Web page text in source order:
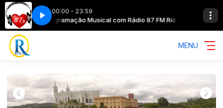
00:00 - 23:59
SCProgramação Musical com Rádio 87 FM Rio do Oeste SC
MENU